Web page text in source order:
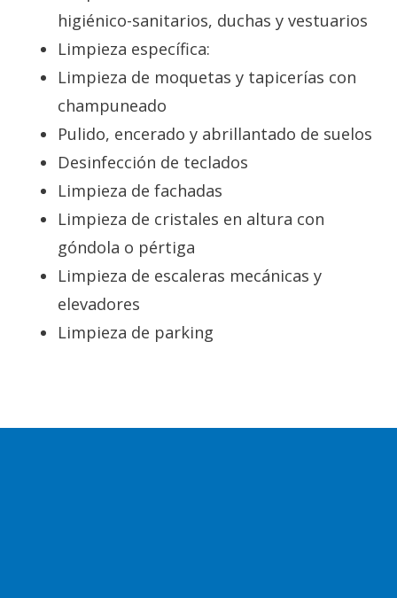
higiénico-sanitarios, duchas y vestuarios
Limpieza específica:
Limpieza de moquetas y tapicerías con
champuneado
Pulido, encerado y abrillantado de suelos
Desinfección de teclados
Limpieza de fachadas
Limpieza de cristales en altura con
góndola o pértiga
Limpieza de escaleras mecánicas y
elevadores
Limpieza de parking